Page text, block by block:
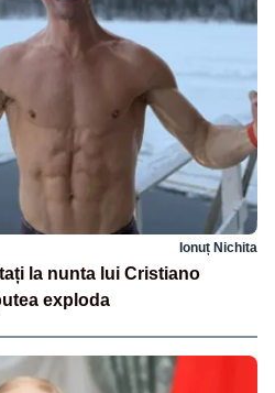
Ionuț Nichita
la nunta lui Cristiano
exploda